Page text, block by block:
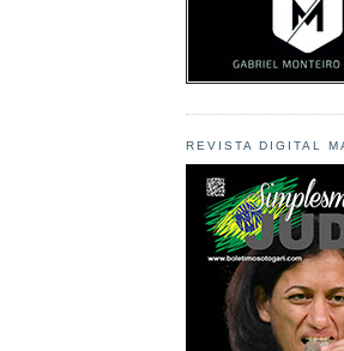
REVISTA DIGITAL